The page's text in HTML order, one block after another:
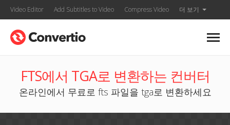
Video Editor Add Subtitles to Video Compress Video 더 보기
FTS에서 TGA로 변환하는 컨버터
온라인에서 무료로 fts 파일을 tga로 변환하세요